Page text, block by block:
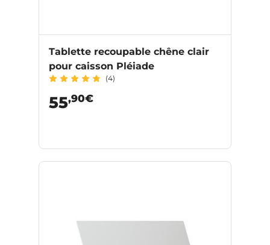
Tablette recoupable chêne clair
pour caisson Pléiade
(4)
55,90€